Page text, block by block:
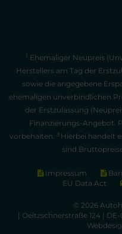
1 Ehemaliger Neupreis
Herstellers am Tag der
sowie die angegebene
ehemaligen unverbindlichen
der Erstzulassung
Finanzierungs-Angebot.
vorbehalten. 3 Hierbei handelt
sind
Impressum
EU Data Act
© 2026
| Oeltzschnerstraße 124 | DE-